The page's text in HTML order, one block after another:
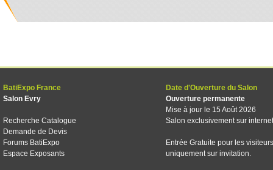
BatiExpo France
Salon Evry
Recherche Catalogue
Demande de Devis
Forums BatiExpo
Espace Exposants
Date d'Ouverture du Salon
Ouverture permanente
Mise à jour le 15 Août 2026
Salon exclusivement sur internet
Entrée Gratuite pour les visiteurs
uniquement sur invitation.